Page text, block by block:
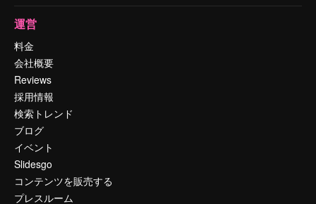
運営
料金
会社概要
Reviews
採用情報
検索トレンド
ブログ
イベント
Slidesgo
コンテンツを販売する
プレスルーム